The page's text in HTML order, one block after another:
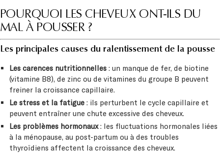
POURQUOI LES CHEVEUX ONT-ILS DU
MAL À POUSSER ?
Les principales causes du ralentissement de la pousse
Les carences nutritionnelles: un manque de fer, de biotine
(vitamine B8), de zinc ou de vitamines du groupe B peuvent
freiner la croissance capillaire.
Le stress et la fatigue: ils perturbent le cycle capillaire et
peuvent entraîner une chute excessive des cheveux.
Les problèmes hormonaux: les fluctuations hormonales liées
à la ménopause, au post-partum ou à des troubles
thyroïdiens affectent la croissance des cheveux.